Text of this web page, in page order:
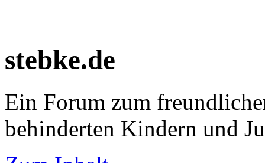
stebke.de
Ein Forum zum
behinderten Kindern und